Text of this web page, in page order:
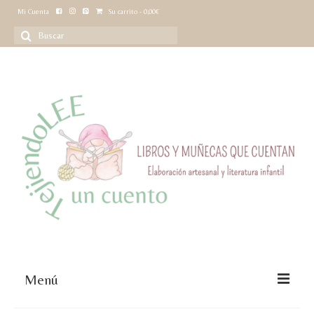
Mi Cuenta Su carrito - 0,00€
Buscar
por:
Menú